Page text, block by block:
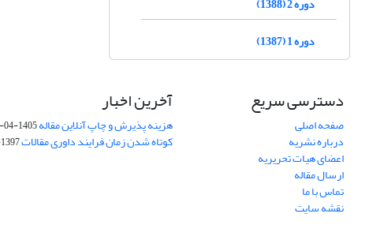
دوره 1 (1387)
دسترسی سریع
صفحه اصلی
درباره نشریه
اعضای هیات تحریریه
ارسال مقاله
تماس با ما
نقشه سایت
آخرین اخبار
هزینه پذیرش و چاپ آنلاین مقاله1405-04-07
کوتاه شدن زمان فرایند داوری مقالات1397-06-05